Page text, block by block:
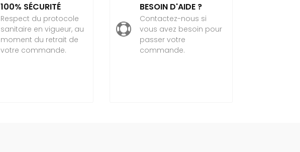
100% SÉCURITÉ
Respect du protocole
sanitaire en vigueur, au
moment du retrait de
votre commande.

BESOIN D'AIDE ?
Contactez-nous si
vous avez besoin pour
passer votre
commande.